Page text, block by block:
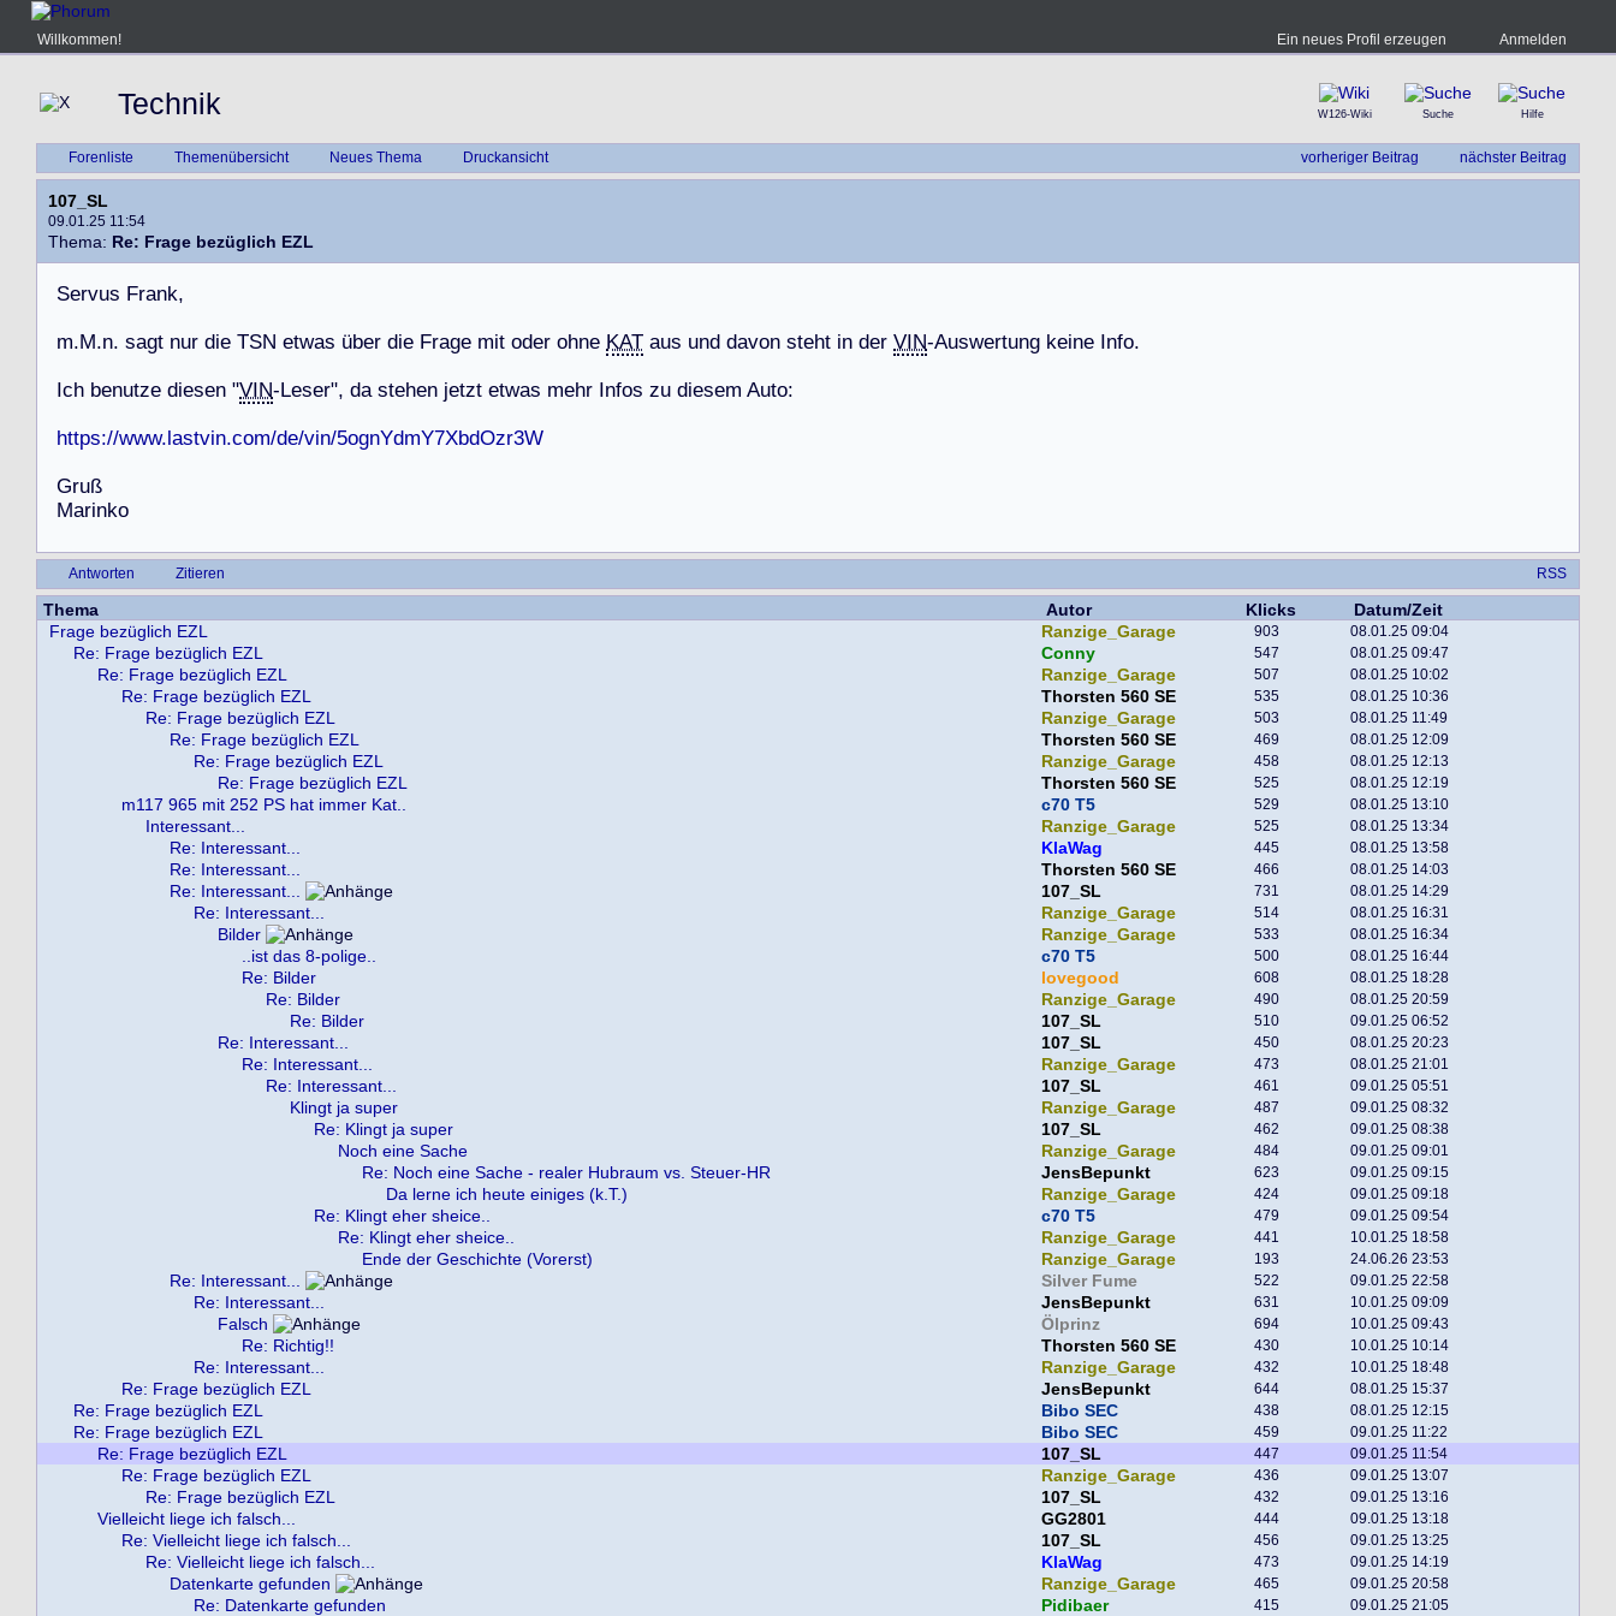
Willkommen! Ein neues Profil erzeugen Anmelden
Technik W126-Wiki Suche Hilfe
vorheriger Beitrag nächster Beitrag
Forenliste Themenübersicht Neues Thema Druckansicht
107_SL
09.01.25 11:54
Thema: Re: Frage bezüglich EZL
Servus Frank,
m.M.n. sagt nur die TSN etwas über die Frage mit oder ohne KAT aus und davon steht in der VIN-Auswertung keine Info.
Ich benutze diesen "VIN-Leser", da stehen jetzt etwas mehr Infos zu diesem Auto:
https://www.lastvin.com/de/vin/5ognYdmY7XbdOzr3W
Gruß
Marinko
Antworten Zitieren RSS
Thema Autor Klicks
Datum/Zeit
Frage bezüglich EZL
Ranzige_Garage 903 08.01.25 09:04
Re: Frage bezüglich EZL Conny 547 08.01.25 09:47
Re: Frage bezüglich EZL Ranzige_Garage 507 08.01.25 10:02
Re: Frage bezüglich EZL Thorsten 560 SE 535 08.01.25 10:36
Re: Frage bezüglich EZL Ranzige_Garage 503 08.01.25 11:49
Re: Frage bezüglich EZL Thorsten 560 SE 469 08.01.25 12:09
Re: Frage bezüglich EZL Ranzige_Garage 458 08.01.25 12:13
Re: Frage bezüglich EZL Thorsten 560 SE 525 08.01.25 12:19
m117 965 mit 252 PS hat immer Kat.. c70 T5 529 08.01.25 13:10
Interessant... Ranzige_Garage 525 08.01.25 13:34
Re: Interessant... KlaWag 445 08.01.25 13:58
Re: Interessant... Thorsten 560 SE 466 08.01.25 14:03
Re: Interessant... 107_SL 731 08.01.25 14:29
Re: Interessant... Ranzige_Garage 514 08.01.25 16:31
Bilder Ranzige_Garage 533 08.01.25 16:34
..ist das 8-polige.. c70 T5 500 08.01.25 16:44
Re: Bilder lovegood 608 08.01.25 18:28
Re: Bilder Ranzige_Garage 490 08.01.25 20:59
Re: Bilder 107_SL 510 09.01.25 06:52
Re: Interessant... 107_SL 450 08.01.25 20:23
Re: Interessant... Ranzige_Garage 473 08.01.25 21:01
Re: Interessant... 107_SL 461 09.01.25 05:51
Klingt ja super Ranzige_Garage 487 09.01.25 08:32
Re: Klingt ja super 107_SL 462 09.01.25 08:38
Noch eine Sache Ranzige_Garage 484 09.01.25 09:01
Re: Noch eine Sache - realer Hubraum vs. Steuer-HR JensBepunkt 623 09.01.25 09:15
Da lerne ich heute einiges (k.T.) Ranzige_Garage 424 09.01.25 09:18
Re: Klingt eher sheice.. c70 T5 479 09.01.25 09:54
Re: Klingt eher sheice.. Ranzige_Garage 441 10.01.25 18:58
Ende der Geschichte (Vorerst) Ranzige_Garage 193 24.06.26 23:53
Re: Interessant... Silver Fume 522 09.01.25 22:58
Re: Interessant... JensBepunkt 631 10.01.25 09:09
Falsch Ölprinz 694 10.01.25 09:43
Re: Richtig!! Thorsten 560 SE 430 10.01.25 10:14
Re: Interessant... Ranzige_Garage 432 10.01.25 18:48
Re: Frage bezüglich EZL JensBepunkt 644 08.01.25 15:37
Re: Frage bezüglich EZL Bibo SEC 438 08.01.25 12:15
Re: Frage bezüglich EZL Bibo SEC 459 09.01.25 11:22
Re: Frage bezüglich EZL 107_SL 447 09.01.25 11:54
Re: Frage bezüglich EZL Ranzige_Garage 436 09.01.25 13:07
Re: Frage bezüglich EZL 107_SL 432 09.01.25 13:16
Vielleicht liege ich falsch... GG2801 444 09.01.25 13:18
Re: Vielleicht liege ich falsch... 107_SL 456 09.01.25 13:25
Re: Vielleicht liege ich falsch... KlaWag 473 09.01.25 14:19
Datenkarte gefunden Ranzige_Garage 465 09.01.25 20:58
Re: Datenkarte gefunden Pidibaer 415 09.01.25 21:05